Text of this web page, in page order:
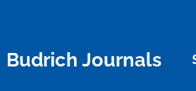
Budrich Journals